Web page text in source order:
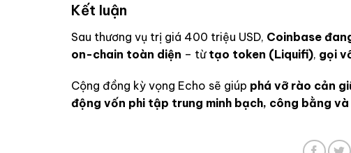
Kết luận
Sau thương vụ trị giá 400 triệu USD, Coinbase
on-chain toàn diện – từ tạo token (Liquifi), gọi
Cộng đồng kỳ vọng Echo sẽ giúp phá vỡ rào cản
động vốn phi tập trung minh bạch, công bằng và